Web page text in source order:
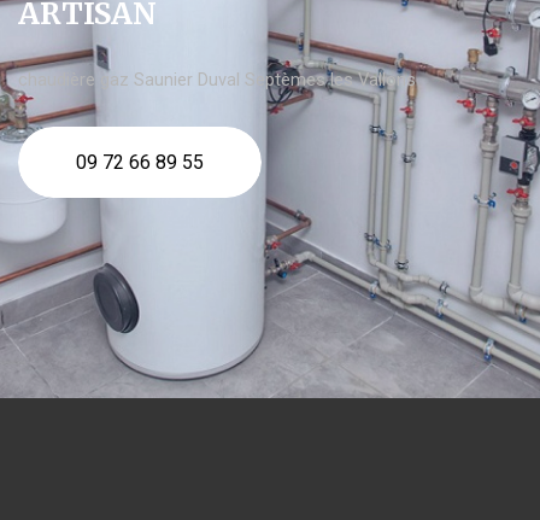
ARTISAN
chaudière gaz Saunier Duval Septèmes les Vallons
09 72 66 89 55